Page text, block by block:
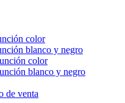
color
blanco y negro
color
blanco y negro
de venta